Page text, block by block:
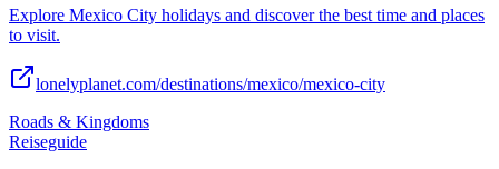
Explore Mexico City holidays and discover the best time and places
to visit.
lonelyplanet.com/destinations/mexico/mexico-city
Roads & Kingdoms
Reiseguide